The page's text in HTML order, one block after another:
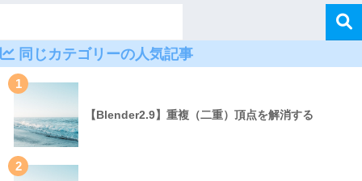
同じカテゴリーの人気記事
1
【Blender2.9】重複（二重）頂点を解消する
2